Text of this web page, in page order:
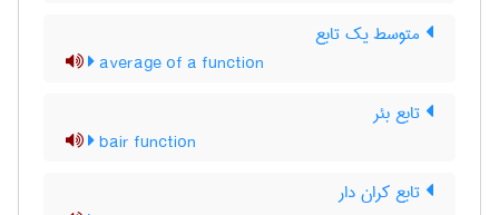
متوسط یک تابع
average of a function
تابع بئر
bair function
تابع کران دار